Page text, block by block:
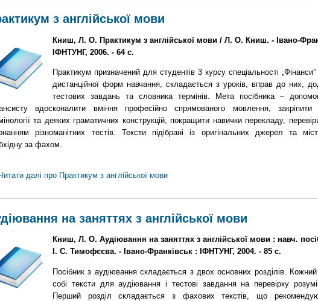
з англійської мови
Книш, Л. О. Практикум з англійської мови / Л. О. Книш. - Івано-
ІФНТУНГ, 2006. - 64 с.
Практикум призначений для студентів 3 курсу спеціальності
дистанційної форм навчання, складається з уроків, вправ до них,
тестових завдань та словника термінів. Мета посібника –
вдосконалити вміння професійно спрямованого мовлення,
та деяких граматичних конструкцій, покращити навички перекладу,
різноманітних тестів. Тексти підібрані із оригінальних джерел та
за фахом.
далі про Практикум з англійської мови
на заняттях з англійської мови
Книш, Л. О. Аудіювання на заняттях з англійської мови : навч.
І. С. Тимофєєва. - Івано-Франківськ : ІФНТУНГ, 2004. - 85 с.
Посібник з аудіювання складається з двох основних розділів.
собі тексти для аудіювання і тестові завдання на перевірку
Перший розділ складається з фахових текстів, що